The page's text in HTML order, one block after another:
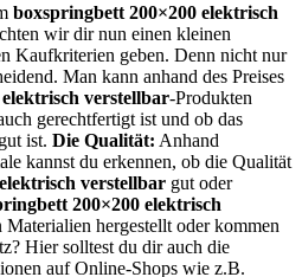
boxspringbett 200×200 elektrisch
wir dir nun einen kleinen
Kaufkriterien geben. Denn nicht nur
Man kann anhand des Preises
verstellbar-Produkten
gerechtfertigt ist und ob das
ist. Die Qualität: Anhand
kannst du erkennen, ob die Qualität
verstellbar gut oder
200×200 elektrisch
Materialien hergestellt oder kommen
Hier solltest du dir auch die
auf Online-Shops wie z.B.